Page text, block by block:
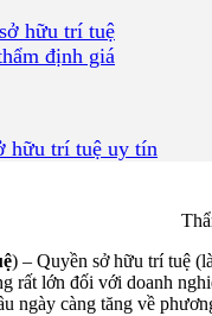
hữu trí tuệ
định giá
hữu trí tuệ uy tín
) – Quyền sở hữu trí tuệ
rất lớn đối với doanh
ngày càng tăng về